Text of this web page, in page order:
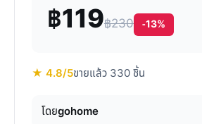
฿119฿230 -13%
★ 4.8/5ขายแล้ว 330 ชิ้น
โดยgohome